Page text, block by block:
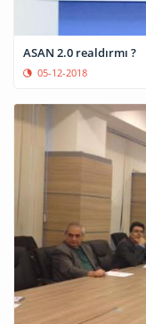
ASAN 2.0 realdırmı ?
05-12-2018